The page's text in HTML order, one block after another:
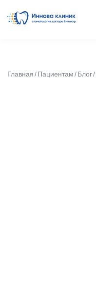
Главная Пациентам Блог